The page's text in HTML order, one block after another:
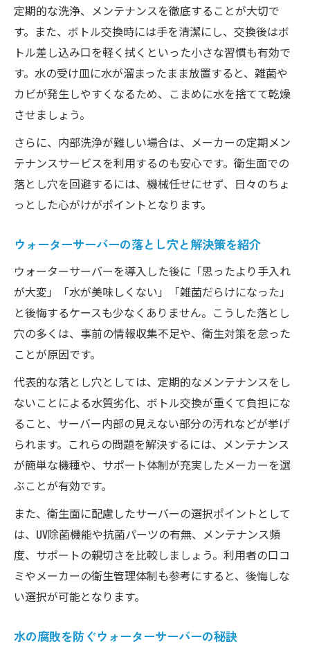
定期的な洗浄、メンテナンスを徹底することが大切で
す。また、ボトル交換時には手を清潔にし、交換後はボ
トル差し込み口を軽く拭くといった小さな習慣も有効で
す。水の受け皿に水が溜まったまま放置すると、雑菌や
カビが発生しやすくなるため、こまめに水を捨てて乾燥
させましょう。
さらに、内部洗浄が難しい場合は、メーカーの定期メン
テナンスサービスを利用するのも安心です。衛生面での
落とし穴を回避するには、機械任せにせず、日々のちょ
っとした心がけがポイントとなります。
ウォーターサーバーの落とし穴と解決策を紹介
ウォーターサーバーを導入した後に「思ったより手入れ
が大変」「水が美味しくない」「雑菌だらけになった」
と後悔するケースも少なくありません。こうした落とし
穴の多くは、事前の情報収集不足や、衛生対策を怠った
ことが原因です。
代表的な落とし穴としては、定期的なメンテナンスをし
ないことによる水質劣化、ボトル交換が重くて負担にな
ること、サーバー内部の見えない部分の汚れなどが挙げ
られます。これらの問題を解決するには、メンテナンス
が簡単な機種や、サポート体制が充実したメーカーを選
ぶことが有効です。
また、衛生面に配慮したサーバーの選択ポイントとして
は、UV除菌機能や抗菌パーツの有無、メンテナンス頻
度、サポートの親切さを比較しましょう。利用者の口コ
ミやメーカーの衛生管理体制も参考にすると、後悔しな
い選択が可能となります。
水の腐敗を防ぐウォーターサーバーの秘訣